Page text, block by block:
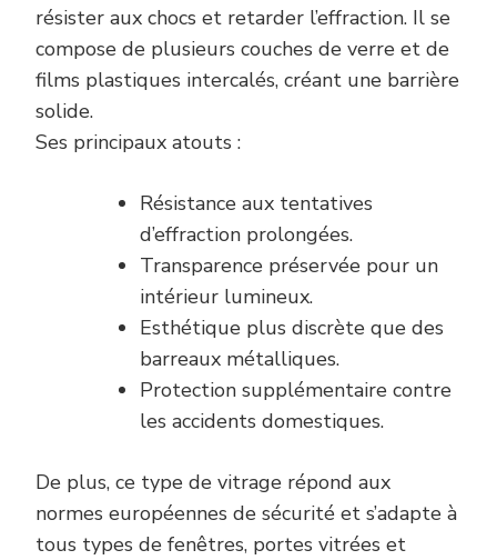
résister aux chocs et retarder l’effraction. Il se
compose de plusieurs couches de verre et de
films plastiques intercalés, créant une barrière
solide.
Ses principaux atouts :
Résistance aux tentatives
d’effraction prolongées.
Transparence préservée pour un
intérieur lumineux.
Esthétique plus discrète que des
barreaux métalliques.
Protection supplémentaire contre
les accidents domestiques.
De plus, ce type de vitrage répond aux
normes européennes de sécurité et s’adapte à
tous types de fenêtres, portes vitrées et